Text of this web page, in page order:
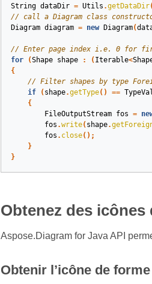
String dataDir = Utils .getDataDir(
// call a Diagram class
Diagram diagram = new Diagram(
// Enter page index i.e. 0 for
for
(Shape shape : ( Iterable<
{
// Filter shapes by type
if
( shape.getType() ==
{
FileOutputStream
fos =
fos .write( shape.
fos . close();
}
}
Obtenez des
Aspose.Diagram for Java API
Obtenir l’icône de forme